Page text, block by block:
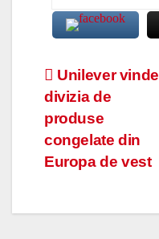
Navigare
în
articole
Unilever vinde
divizia de
produse
congelate din
Europa de vest